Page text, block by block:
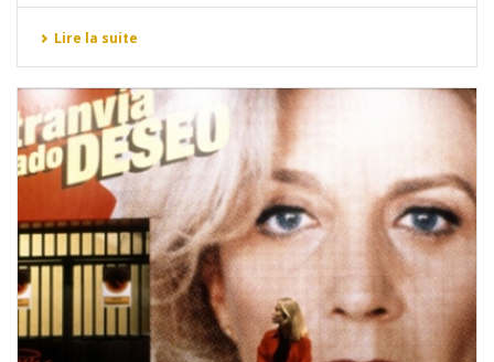
Lire la suite